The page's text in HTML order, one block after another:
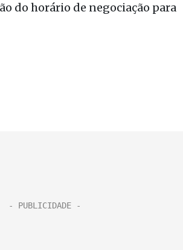
do horário de negociação para